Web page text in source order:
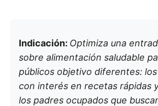
Indicación: Optimiza una
sobre alimentación saludable
públicos objetivo diferentes:
con interés en recetas rápidas
los padres ocupados que